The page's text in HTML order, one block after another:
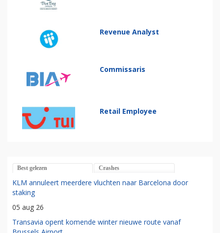
Revenue Analyst
Commissaris
Retail Employee
Best gelezen Crashes
KLM annuleert meerdere vluchten naar Barcelona door
staking
05 aug 26
Transavia opent komende winter nieuwe route vanaf